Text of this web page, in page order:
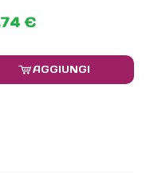
€
AGGIUNGI